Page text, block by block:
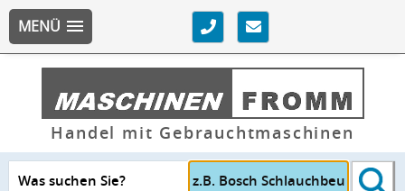
MENÜ
Handel mit Gebrauchtmaschinen
Was suchen Sie?